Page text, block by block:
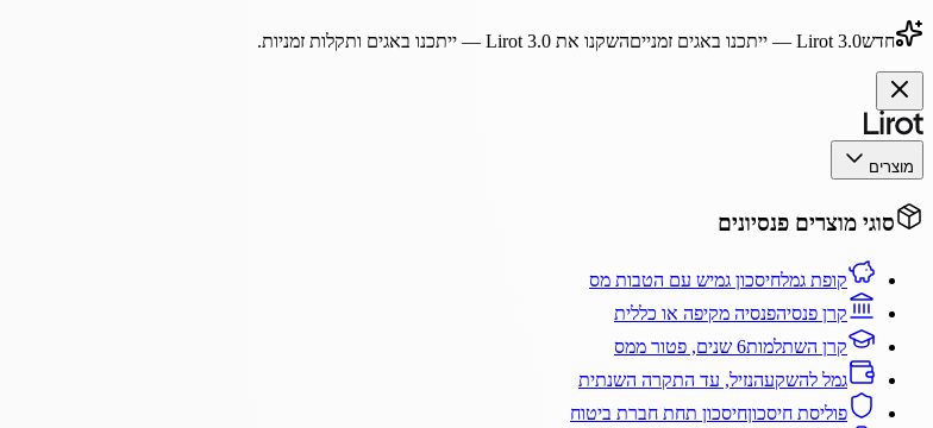
חדשLirot 3.0 — ייתכנו באגים זמנייםהשקנו את Lirot 3.0 — ייתכנו באגים ותקלות זמניות.
מוצרים
סוגי מוצרים פנסיונים
קופת גמלחיסכון גמיש עם הטבות מס
קרן פנסיהפנסיה מקיפה או כללית
קרן השתלמות6 שנים, פטור ממס
גמל להשקעהנזיל, עד התקרה השנתית
פוליסת חיסכוןחיסכון תחת חברת ביטוח